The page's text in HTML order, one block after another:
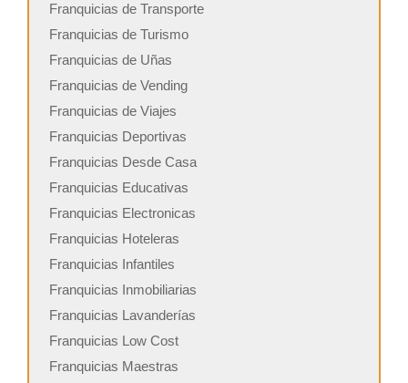
Franquicias de Transporte
Franquicias de Turismo
Franquicias de Uñas
Franquicias de Vending
Franquicias de Viajes
Franquicias Deportivas
Franquicias Desde Casa
Franquicias Educativas
Franquicias Electronicas
Franquicias Hoteleras
Franquicias Infantiles
Franquicias Inmobiliarias
Franquicias Lavanderías
Franquicias Low Cost
Franquicias Maestras